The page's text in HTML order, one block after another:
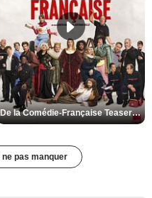
De la Comédie-Française Teaser VF
pas manquer